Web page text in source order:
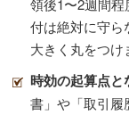
領後1〜2週間
付は絶対に守ら
大きく丸をつけ
時効の起算点と
書」や「取引履